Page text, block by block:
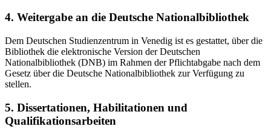
4. Weitergabe an die Deutsche Nationalbibliothek
Dem Deutschen Studienzentrum in Venedig ist es gestattet, über die
Bibliothek die elektronische Version der Deutschen
Nationalbibliothek (DNB) im Rahmen der Pflichtabgabe nach dem
Gesetz über die Deutsche Nationalbibliothek zur Verfügung zu
stellen.
5. Dissertationen, Habilitationen und
Qualifikationsarbeiten